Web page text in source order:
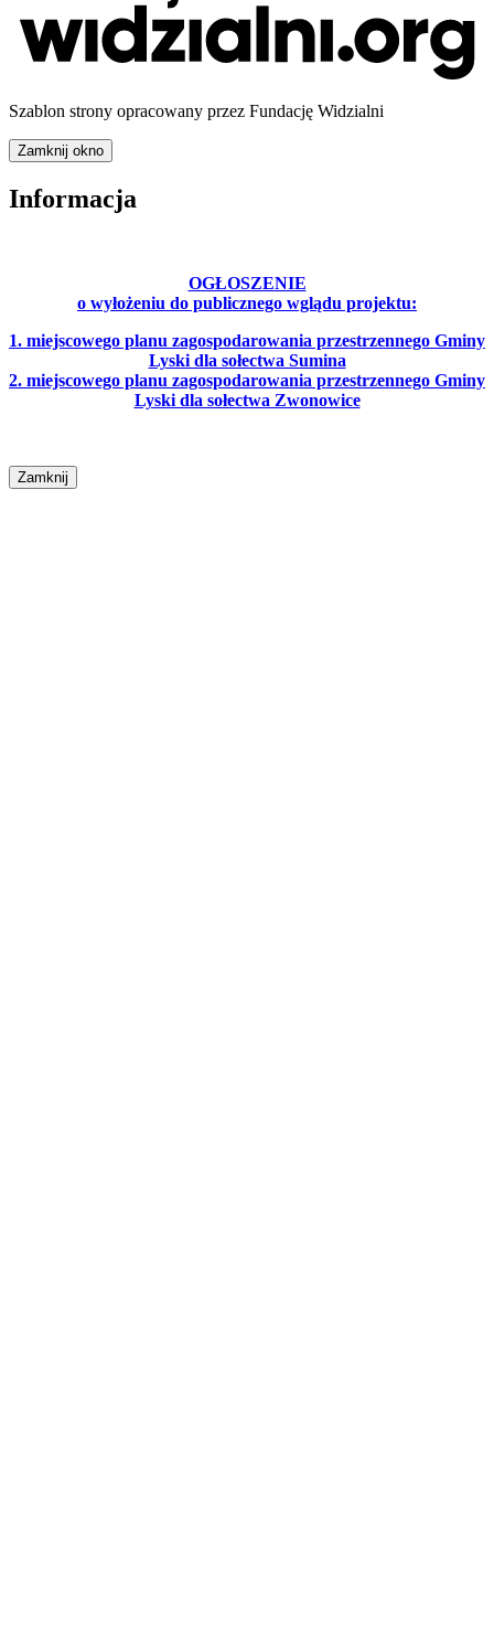
Szablon strony opracowany przez Fundację Widzialni
Zamknij okno
Informacja
OGŁOSZENIE
o wyłożeniu do publicznego wglądu projektu:
1. miejscowego planu zagospodarowania przestrzennego Gminy
Lyski dla sołectwa Sumina
2. miejscowego planu zagospodarowania przestrzennego Gminy
Lyski dla sołectwa Zwonowice
Zamknij